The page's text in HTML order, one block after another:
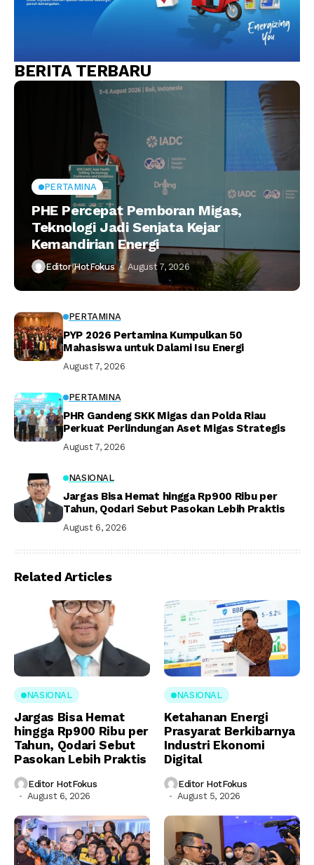
BERITA TERBARU
PERTAMINA
PHE Percepat Pemboran Migas,
Teknologi Jadi Senjata Kejar
Kemandirian Energi
Editor HotFokus August 7, 2026
PERTAMINA
PYP 2026 Pertamina Kumpulkan 50
Mahasiswa untuk Dalami Isu Energi
August 7, 2026
PERTAMINA
PHR Gandeng SKK Migas dan Polda Riau
Perkuat Perlindungan Aset Migas Strategis
August 7, 2026
NASIONAL
Jargas Bisa Hemat hingga Rp900 Ribu per
Tahun, Qodari Sebut Pasokan Lebih Praktis
August 6, 2026
Related Articles
NASIONAL
Jargas Bisa Hemat
hingga Rp900 Ribu per
Tahun, Qodari Sebut
Pasokan Lebih Praktis
Editor HotFokus
August 6, 2026
NASIONAL
Ketahanan Energi
Prasyarat Berkibarnya
Industri Ekonomi
Digital
Editor HotFokus
August 5, 2026